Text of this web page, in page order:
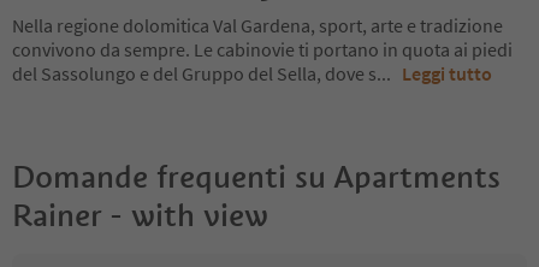
Nella regione dolomitica Val Gardena, sport, arte e tradizione
convivono da sempre. Le cabinovie ti portano in quota ai piedi
del Sassolungo e del Gruppo del Sella, dove s... Leggi tutto
Domande frequenti su Apartments
Rainer - with view